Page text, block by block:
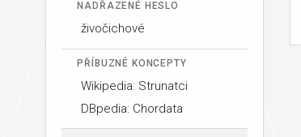
NADŘAZENÉ HESLO
živočichové
PŘÍBUZNÉ KONCEPTY
Wikipedia: Strunatci
DBpedia: Chordata